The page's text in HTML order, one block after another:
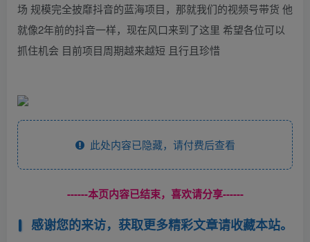
场 规模完全披靡抖音的蓝海项目，那就我们的视频号带货 他
就像2年前的抖音一样，现在风口来到了这里 希望各位可以
抓住机会 目前项目周期越来越短 且行且珍惜
此处内容已隐藏，请付费后查看
------本页内容已结束，喜欢请分享------
感谢您的来访，获取更多精彩文章请收藏本站。